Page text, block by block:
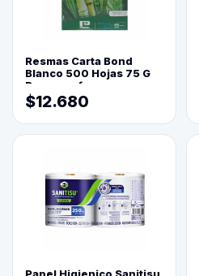
Resmas Carta Bond
Blanco 500 Hojas 75 G
Reprograf.
$12.680